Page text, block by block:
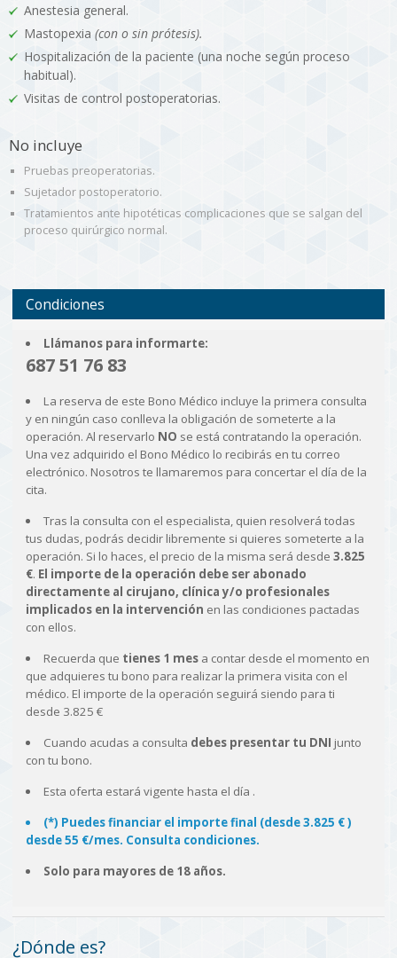
Anestesia general.
Mastopexia (con o sin prótesis).
Hospitalización de la paciente (una noche según proceso
habitual).
Visitas de control postoperatorias.
No incluye
Pruebas preoperatorias.
Sujetador postoperatorio.
Tratamientos ante hipotéticas complicaciones que se salgan del
proceso quirúrgico normal.
Condiciones
Llámanos para informarte:
687 51 76 83
La reserva de este Bono Médico incluye la primera consulta
y en ningún caso conlleva la obligación de someterte a la
operación. Al reservarlo NO se está contratando la operación.
Una vez adquirido el Bono Médico lo recibirás en tu correo
electrónico. Nosotros te llamaremos para concertar el día de la
cita.
Tras la consulta con el especialista, quien resolverá todas
tus dudas, podrás decidir libremente si quieres someterte a la
operación. Si lo haces, el precio de la misma será desde3.825
€. El importe de la operación debe ser abonado
directamente al cirujano, clínica y/o profesionales
implicados en la intervención en las condiciones pactadas
con ellos.
Recuerda que tienes 1 mesa contar desde el momento en
que adquieres tu bono para realizar la primera visita con el
médico. El importe de la operación seguirá siendo para ti
desde 3.825 €
Cuando acudas a consulta debes presentar tu DNI junto
con tu bono.
Esta oferta estará vigente hasta el día .
(*) Puedes financiar el importe final (desde 3.825 € )
desde 55 €/mes. Consulta condiciones.
Solo para mayores de 18 años.
¿Dónde es?